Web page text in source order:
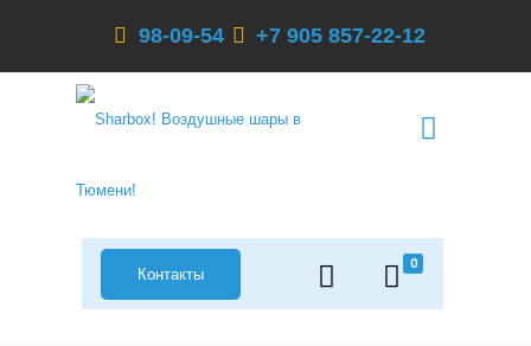
98-09-54 +7 905 857-22-12
0
Контакты